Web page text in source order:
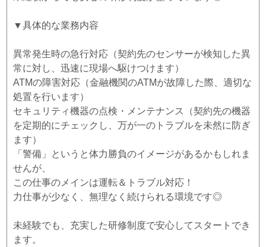
▼具体的な業務内容
異常発生時の急行対応（契約先のセンサーが検知した異
常に対し、迅速に現場へ駆けつけます）
ATMの障害対応（金融機関のATMが故障した際、適切な
処置を行います）
セキュリティ機器の点検・メンテナンス（契約先の機器
を定期的にチェックし、万が一のトラブルを未然に防ぎ
ます）
「警備」というと体力勝負のイメージがあるかもしれま
せんが、
この仕事のメインは運転＆トラブル対応！
力仕事が少なく、無理なく続けられる環境です◎
未経験でも、充実した研修制度で安心してスタートでき
ます。